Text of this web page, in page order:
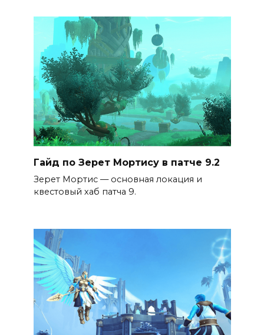
Гайд по Зерет Мортису в патче 9.2
Зерет Мортис — основная локация и
квестовый хаб патча 9.